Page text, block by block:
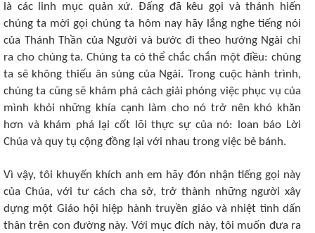
là các linh mục quản xứ. Đấng đã kêu gọi và thánh hiến
chúng ta mời gọi chúng ta hôm nay hãy lắng nghe tiếng nói
của Thánh Thần của Người và bước đi theo hướng Ngài chỉ
ra cho chúng ta. Chúng ta có thể chắc chắn một điều: chúng
ta sẽ không thiếu ân sủng của Ngài. Trong cuộc hành trình,
chúng ta cũng sẽ khám phá cách giải phóng việc phục vụ của
mình khỏi những khía cạnh làm cho nó trở nên khó khăn
hơn và khám phá lại cốt lõi thực sự của nó: loan báo Lời
Chúa và quy tụ cộng đồng lại với nhau trong việc bẻ bánh.
Vì vậy, tôi khuyến khích anh em hãy đón nhận tiếng gọi này
của Chúa, với tư cách cha sở, trở thành những người xây
dựng một Giáo hội hiệp hành truyền giáo và nhiệt tình dấn
thân trên con đường này. Với mục đích này, tôi muốn đưa ra